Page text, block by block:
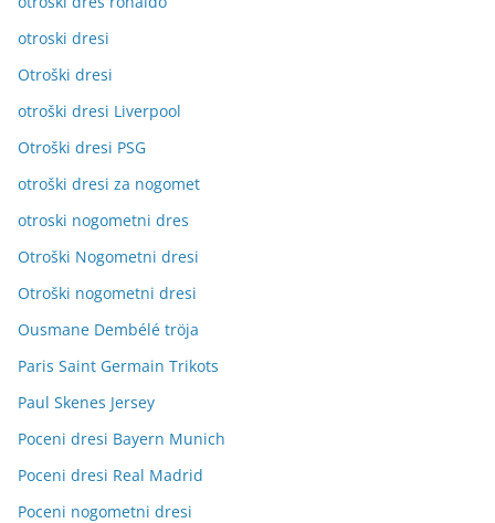
otroski dresi
Otroški dresi
otroški dresi Liverpool
Otroški dresi PSG
otroški dresi za nogomet
otroski nogometni dres
Otroški Nogometni dresi
Otroški nogometni dresi
Ousmane Dembélé tröja
Paris Saint Germain Trikots
Paul Skenes Jersey
Poceni dresi Bayern Munich
Poceni dresi Real Madrid
Poceni nogometni dresi